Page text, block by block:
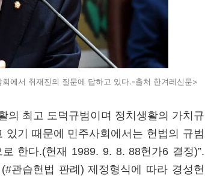
에서 취재진의 질문에 답하고 있다.-출처 한겨레신문>
의 최고 도덕규범이며 정치생활의 가치규
기 때문에 민주사회에서는 헌법의 규범
한다.(헌재 1989. 9. 8. 88헌가6 결정)”.
관습헌법 판례) 제정형식에 따라 경성헌